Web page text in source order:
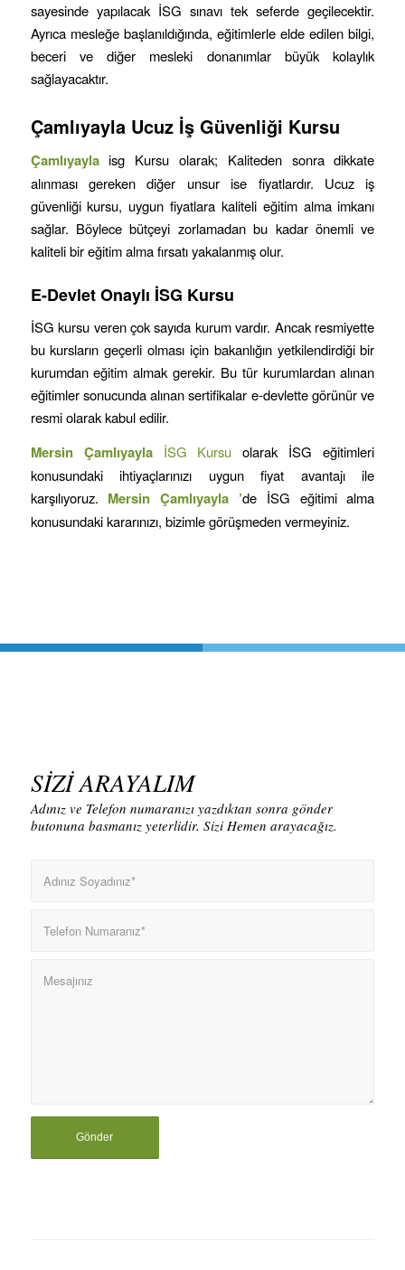
sayesinde yapılacak İSG sınavı tek seferde geçilecektir.
Ayrıca mesleğe başlanıldığında, eğitimlerle elde edilen bilgi,
beceri ve diğer mesleki donanımlar büyük kolaylık
sağlayacaktır.
Çamlıyayla Ucuz İş Güvenliği Kursu
Çamlıyaylaisg Kursu olarak; Kaliteden sonra dikkate
alınması gereken diğer unsur ise fiyatlardır. Ucuz iş
güvenliği kursu, uygun fiyatlara kaliteli eğitim alma imkanı
sağlar. Böylece bütçeyi zorlamadan bu kadar önemli ve
kaliteli bir eğitim alma fırsatı yakalanmış olur.
E-Devlet Onaylı İSG Kursu
İSG kursu veren çok sayıda kurum vardır. Ancak resmiyette
bu kursların geçerli olması için bakanlığın yetkilendirdiği bir
kurumdan eğitim almak gerekir. Bu tür kurumlardan alınan
eğitimler sonucunda alınan sertifikalar e-devlette görünür ve
resmi olarak kabul edilir.
Mersin Çamlıyayla İSG Kursu olarak İSG eğitimleri
konusundaki ihtiyaçlarınızı uygun fiyat avantajı ile
karşılıyoruz. MersinÇamlıyayla ’de İSG eğitimi alma
konusundaki kararınızı, bizimle görüşmeden vermeyiniz.
SİZİ ARAYALIM
Adınız ve Telefon numaranızı yazdıktan sonra gönder
butonuna basmanız yeterlidir. Sizi Hemen arayacağız.